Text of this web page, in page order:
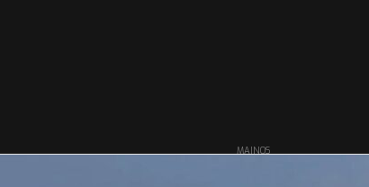
MAINOS